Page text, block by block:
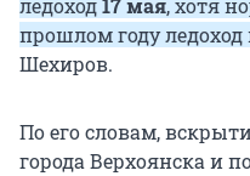
ледоход17 мая, хотя
прошлом году
Шехиров.
По его словам,
города Верхоянска и